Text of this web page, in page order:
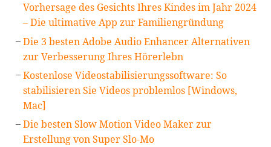
Vorhersage des Gesichts Ihres Kindes im Jahr 2024
– Die ultimative App zur Familiengründung
Die 3 besten Adobe Audio Enhancer Alternativen
zur Verbesserung Ihres Hörerlebn
Kostenlose Videostabilisierungssoftware: So
stabilisieren Sie Videos problemlos [Windows,
Mac]
Die besten Slow Motion Video Maker zur
Erstellung von Super Slo-Mo